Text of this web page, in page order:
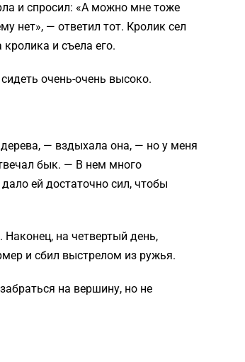
и спросил: «А можно мне тоже
нет», — ответил тот. Кролик сел
и съела его.
очень-очень высоко.
— вздыхала она, — но у меня
бык. — В нем много
ей достаточно сил, чтобы
на четвертый день,
и сбил выстрелом из ружья.
на вершину, но не